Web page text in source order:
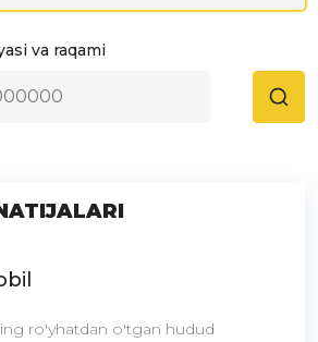
va raqami
ro'yhatdan o'tgan hudud